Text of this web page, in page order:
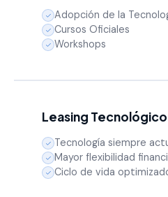
Adopción de la
Cursos Oficiales
Workshops
Leasing Tecnológico
Tecnología siempre
Mayor flexibilidad
Ciclo de vida